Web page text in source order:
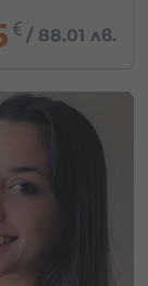
€ / 88.01 лв.